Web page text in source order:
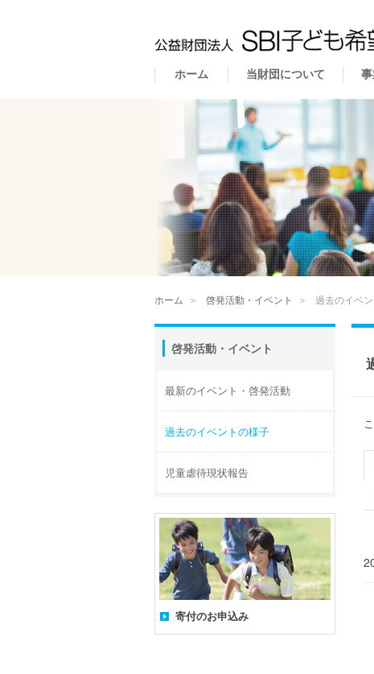
ホーム 当財団について
ホーム ＞ 啓発活動・イベント ＞ 過去のイベ
啓発活動・イベント
最新のイベント・啓発活動
過去のイベントの様子
児童虐待現状報告
寄付のお申込み